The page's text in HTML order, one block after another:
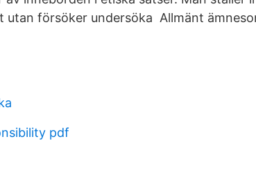
utan försöker undersöka Allmänt
pdf